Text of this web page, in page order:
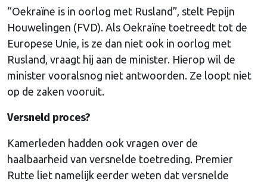
“Oekraïne is in oorlog met Rusland”, stelt Pepijn
Houwelingen (FVD). Als Oekraïne toetreedt tot de
Europese Unie, is ze dan niet ook in oorlog met
Rusland, vraagt hij aan de minister. Hierop wil de
minister vooralsnog niet antwoorden. Ze loopt niet
op de zaken vooruit.
Versneld proces?
Kamerleden hadden ook vragen over de
haalbaarheid van versnelde toetreding. Premier
Rutte liet namelijk eerder weten dat versnelde